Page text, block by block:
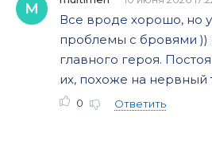
M
Все вроде хорошо, но у
проблемы с бровями ))
главного героя.
их, похоже на нервный
0 Ответить